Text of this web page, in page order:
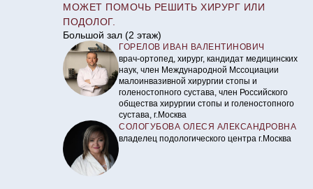
МОЖЕТ ПОМОЧЬ РЕШИТЬ ХИРУРГ ИЛИ
ПОДОЛОГ.
Большой зал (2 этаж)
ГОРЕЛОВ ИВАН ВАЛЕНТИНОВИЧ
врач-ортопед, хирург, кандидат медицинских
наук, член Международной Мссоциации
малоинвазивной хирургии стопы и
голеностопного сустава, член Российского
общества хирургии стопы и голеностопного
сустава, г.Москва
СОЛОГУБОВА ОЛЕСЯ АЛЕКСАНДРОВНА
владелец подологического центра г.Москва